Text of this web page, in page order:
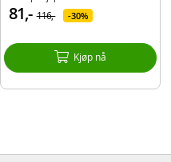
barn slippe fantasien løs med
inspirerer dem til å bygge, skape,
deler og er 9 cm høy, 13 cm
81,- 116,- 30%
Kjøp nå